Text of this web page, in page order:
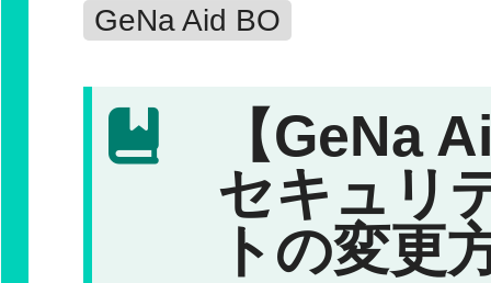
GeNa Aid BO
【GeNa
セキュリ
トの変更